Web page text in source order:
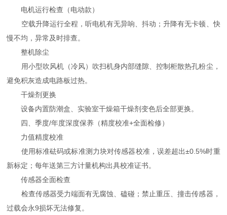
电机运行检查（电动款）
空载升降运行全程，听电机有无异响、抖动；升降有无卡顿、快
慢不均，异常及时排查。
整机除尘
用小型吹风机（冷风）吹扫机身内部缝隙、控制柜散热孔粉尘，
避免积灰造成电路板过热。
干燥剂更换
设备内置防潮盒、实验室干燥箱干燥剂变色后全部更换。
四、季度/年度深度保养（精度校准+全面检修）
力值精度校准
使用标准砝码或标准测力块对传感器校准，误差超出±0.5%时重
新标定；每年送第三方计量机构出具校准证书。
传感器全面检查
检查传感器受力端面有无腐蚀、磕碰；禁止重压、撞击传感器，
过载会永9损坏无法修复。